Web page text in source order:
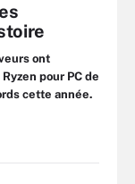
ont
pour PC de
cette année.